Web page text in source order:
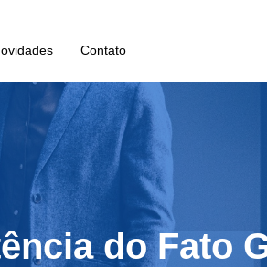
Contato
do Fato